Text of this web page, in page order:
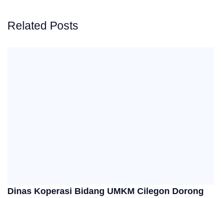
Related Posts
Dinas Koperasi Bidang UMKM Cilegon Dorong